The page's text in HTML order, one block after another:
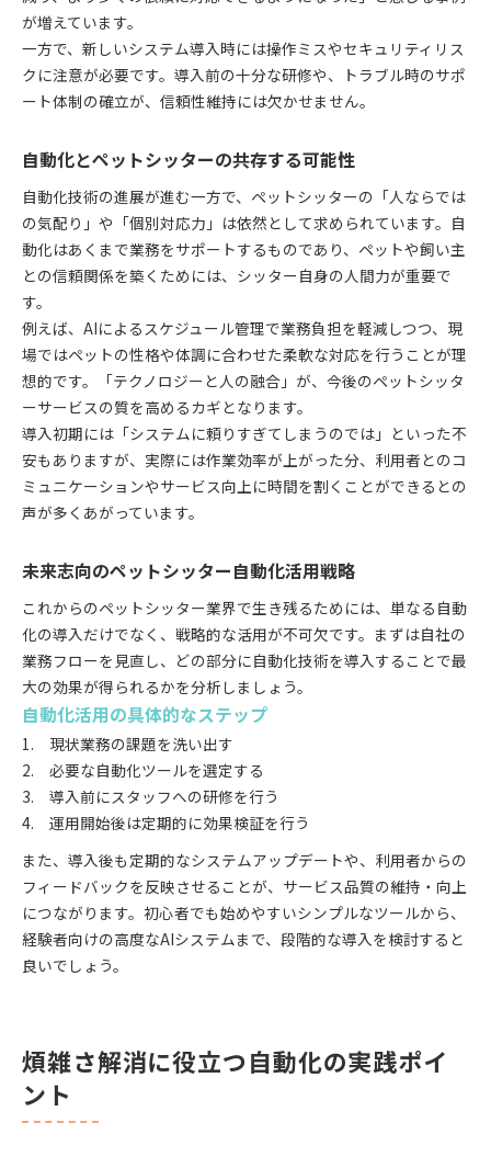
が増えています。
一方で、新しいシステム導入時には操作ミスやセキュリティリス
クに注意が必要です。導入前の十分な研修や、トラブル時のサポ
ート体制の確立が、信頼性維持には欠かせません。
自動化とペットシッターの共存する可能性
自動化技術の進展が進む一方で、ペットシッターの「人ならでは
の気配り」や「個別対応力」は依然として求められています。自
動化はあくまで業務をサポートするものであり、ペットや飼い主
との信頼関係を築くためには、シッター自身の人間力が重要で
す。
例えば、AIによるスケジュール管理で業務負担を軽減しつつ、現
場ではペットの性格や体調に合わせた柔軟な対応を行うことが理
想的です。「テクノロジーと人の融合」が、今後のペットシッタ
ーサービスの質を高めるカギとなります。
導入初期には「システムに頼りすぎてしまうのでは」といった不
安もありますが、実際には作業効率が上がった分、利用者とのコ
ミュニケーションやサービス向上に時間を割くことができるとの
声が多くあがっています。
未来志向のペットシッター自動化活用戦略
これからのペットシッター業界で生き残るためには、単なる自動
化の導入だけでなく、戦略的な活用が不可欠です。まずは自社の
業務フローを見直し、どの部分に自動化技術を導入することで最
大の効果が得られるかを分析しましょう。
自動化活用の具体的なステップ
現状業務の課題を洗い出す
必要な自動化ツールを選定する
導入前にスタッフへの研修を行う
運用開始後は定期的に効果検証を行う
また、導入後も定期的なシステムアップデートや、利用者からの
フィードバックを反映させることが、サービス品質の維持・向上
につながります。初心者でも始めやすいシンプルなツールから、
経験者向けの高度なAIシステムまで、段階的な導入を検討すると
良いでしょう。
煩雑さ解消に役立つ自動化の実践ポイ
ント